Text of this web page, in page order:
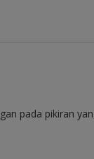
pada pikiran